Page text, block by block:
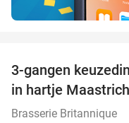
3-gangen
in hartje
Brasserie Britannique